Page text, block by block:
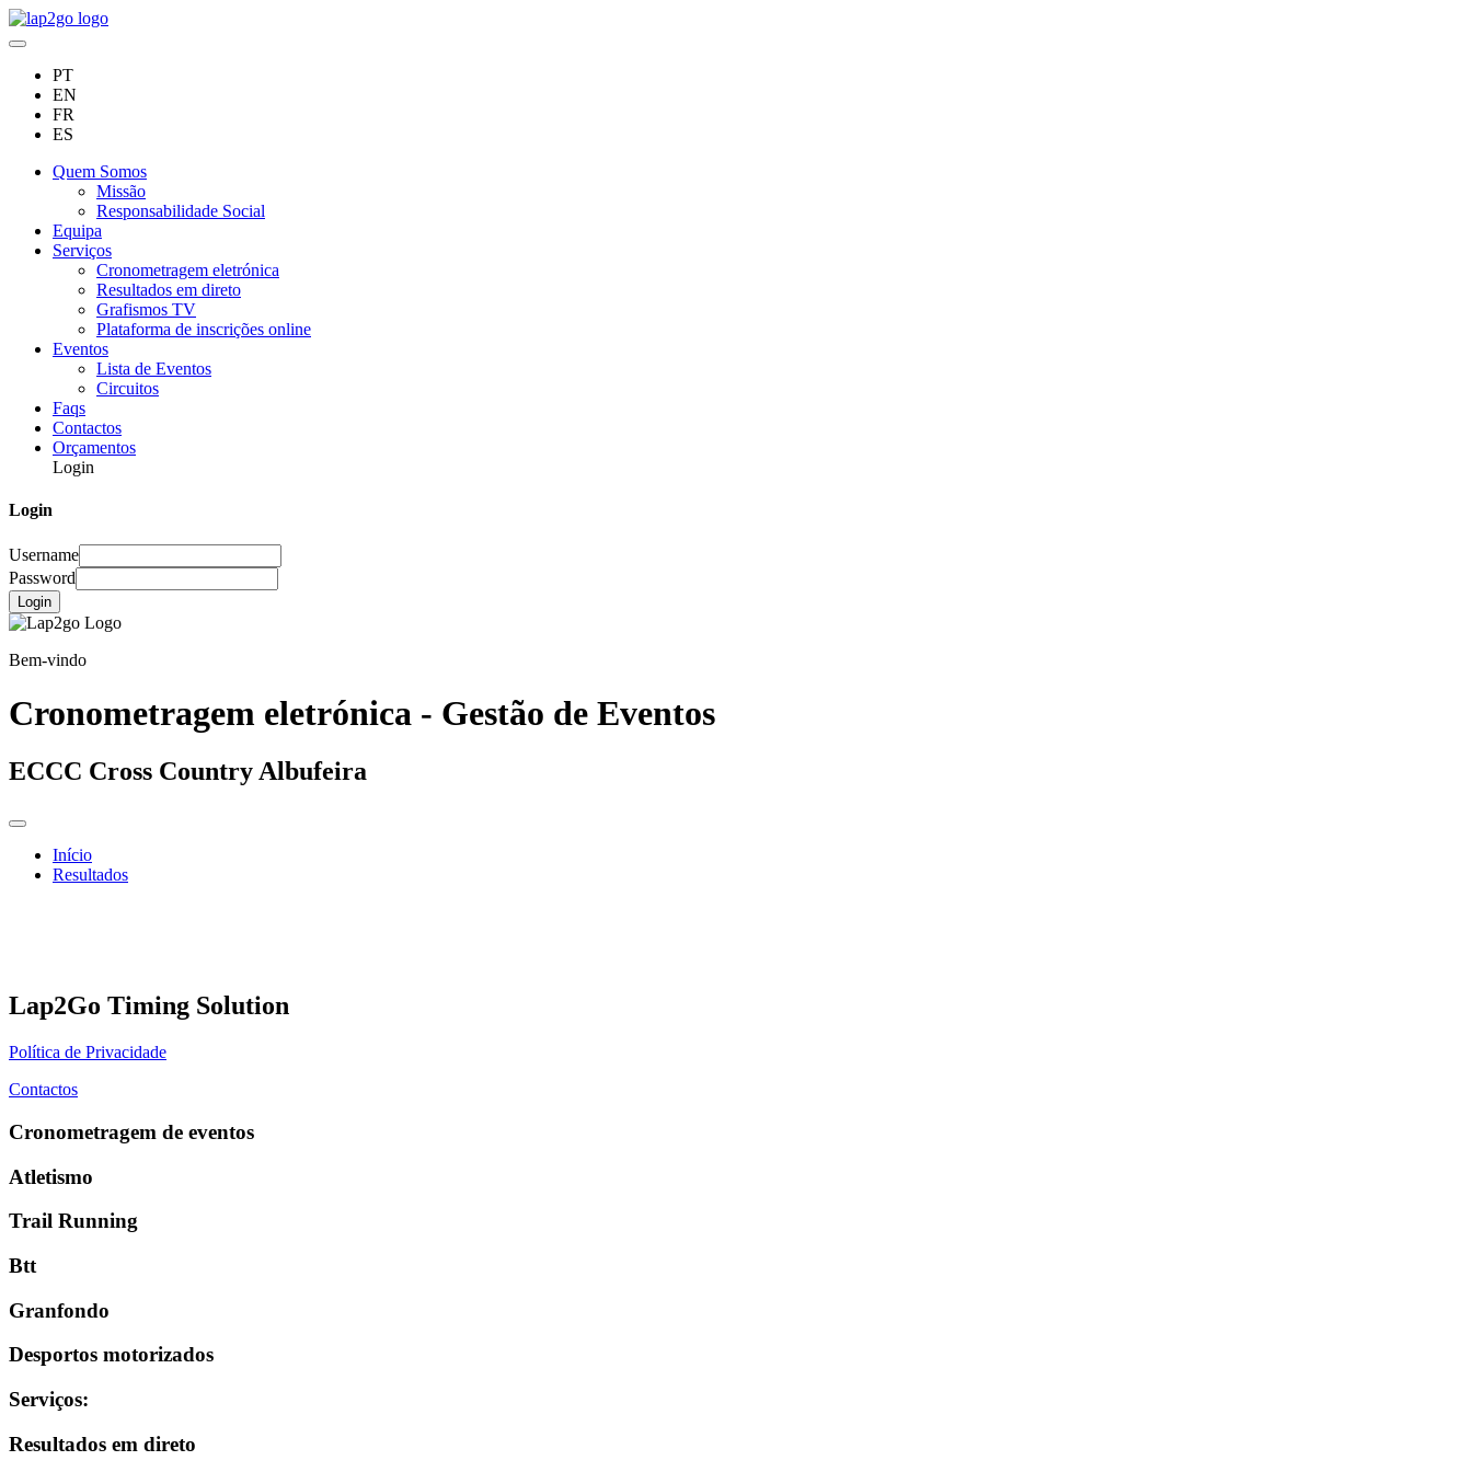
PT
EN
FR
ES
Quem Somos
Missão
Responsabilidade Social
Equipa
Serviços
Cronometragem eletrónica
Resultados em direto
Grafismos TV
Plataforma de inscrições online
Eventos
Lista de Eventos
Circuitos
Faqs
Contactos
Orçamentos
Login
Login
Username
Password
Login
Bem-vindo
Cronometragem eletrónica - Gestão de Eventos
ECCC Cross Country Albufeira
Início
Resultados
Lap2Go Timing Solution
Política de Privacidade
Contactos
Cronometragem de eventos
Atletismo
Trail Running
Btt
Granfondo
Desportos motorizados
Serviços:
Resultados em direto